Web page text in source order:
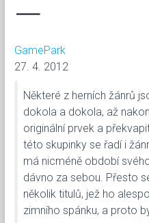
—
GamePark
27. 4. 2012
Některé z herních žánrů
dokola a dokola, až
originální prvek a
této skupinky se řadí i
má nicméně období
dávno za sebou. Přesto
několik titulů, jež ho
zimního spánku, a proto